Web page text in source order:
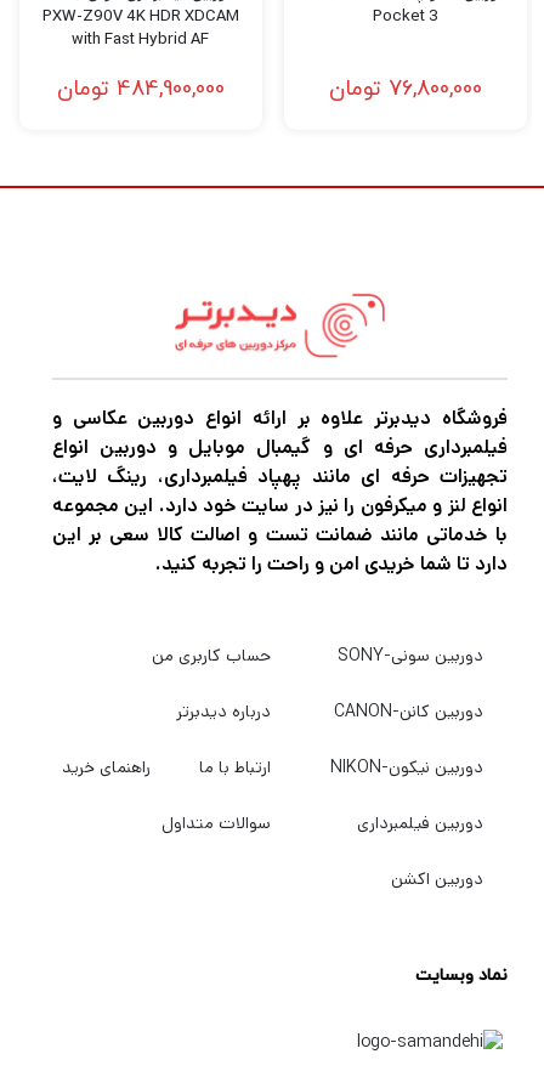
Pocket 3
76,800,000 تومان
PXW-Z90V 4K HDR XDCAM
with Fast Hybrid AF
484,900,000 تومان
فروشگاه دیدبرتر علاوه بر ارائه انواع دوربین عکاسی و
فیلمبرداری حرفه ای و گیمبال موبایل و دوربین انواع
تجهیزات حرفه ای مانند پهپاد فیلمبرداری، رینگ لایت،
انواع لنز و میکرفون را نیز در سایت خود دارد. این مجموعه
با خدماتی مانند ضمانت تست و اصالت کالا سعی بر این
دارد تا شما خریدی امن و راحت را تجربه کنید.
دوربین سونی-SONY
دوربین کانن-CANON
دوربین نیکون-NIKON
دوربین فیلمبرداری
دوربین اکشن
حساب کاربری من
درباره دیدبرتر
ارتباط با ما راهنمای خرید
سوالات متداول
نماد وبسایت